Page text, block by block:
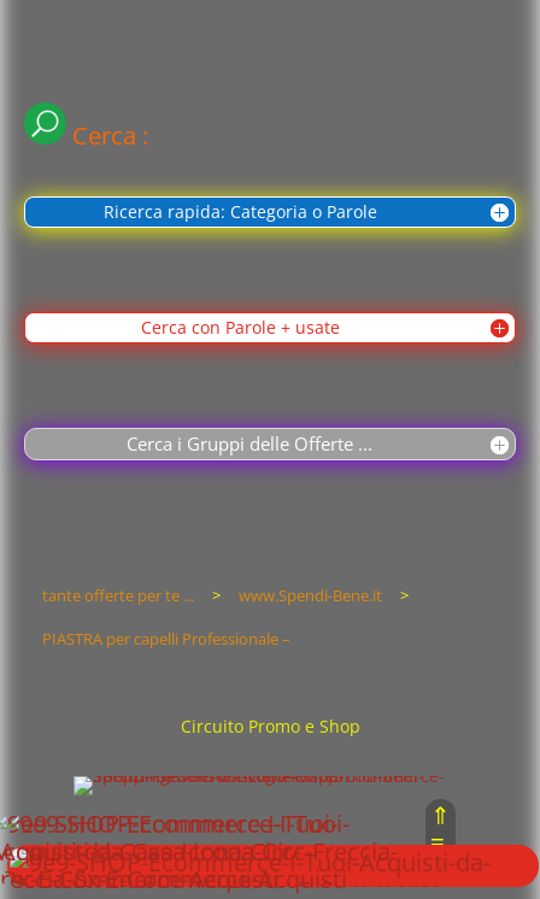
Cerca :
Ricerca rapida: Categoria o Parole
Cerca con Parole + usate
Cerca i Gruppi delle Offerte ...
tante offerte per te ... > www.Spendi-Bene.it
>
PIASTRA per capelli Professionale –
Circuito Promo e Shop
⇑
≡
⇓